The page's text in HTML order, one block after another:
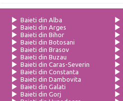
Baieti din Alba
Baieti din Arges
Baieti din Bihor
Baieti din Botosani
Baieti din Brasov
Baieti din Buzau
Baieti din Caras-Severin
Baieti din Constanta
Baieti din Dambovita
Baieti din Galati
Baieti din Gorj